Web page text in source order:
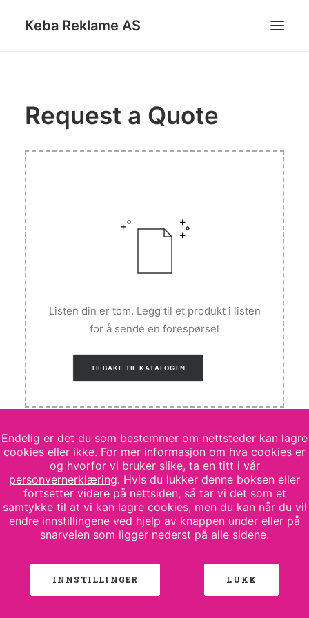
Keba Reklame AS
ANDRE PRODUKTER
KONTAKT
DIN FORESPØRSEL
Request a Quote
Listen din er tom. Legg til et produkt i listen
for å sende en forespørsel
TILBAKE TIL KATALOGEN
Endelig er det du som bestemmer om nettsteder kan lagre
cookies eller ikke. For mer informasjon om hva cookies er
og hvorfor vi bruker slike, ta en titt i vår
personvernerklæring. Hvis du lukker denne boksen eller
fortsetter videre på nettsiden, så tar vi det som et
samtykke til at vi kan lagre cookies, men du kan når du vil
endre innstillingene ved hjelp av knappen under eller på
snarveien som ligger nederst på alle sidene.
INNSTILLINGER LUKK